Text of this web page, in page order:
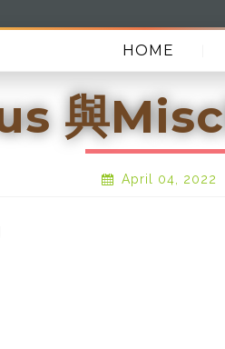
HOME
與
April 04, 2022